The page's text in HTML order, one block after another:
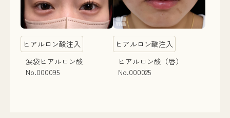
ヒアルロン酸注入
涙袋ヒアルロン酸
No.000095
ヒアルロン酸注入
ヒアルロン酸（唇）
No.000025